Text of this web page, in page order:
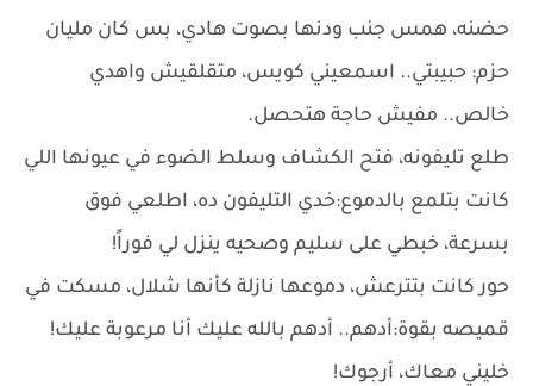
حضنه، همس جنب ودنها بصوت هادي، بس كان مليان
حزم: حبيبتي.. اسمعيني كويس، متقلقيش واهدي
خالص.. مفيش حاجة هتحصل.
طلع تليفونه، فتح الكشاف وسلط الضوء في عيونها اللي
كانت بتلمع بالدموع:خدي التليفون ده، اطلعي فوق
بسرعة، خبطي على سليم وصحيه ينزل لي فوراً!
حور كانت بتترعش، دموعها نازلة كأنها شلال، مسكت في
قميصه بقوة:أدهم.. أدهم بالله عليك أنا مرعوبة عليك!
خليني معاك، أرجوك!